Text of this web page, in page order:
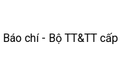
chí - Bộ TT&TT cấp